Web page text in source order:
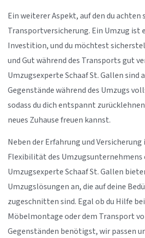
Ein weiterer Aspekt, auf den du
Transportversicherung. Ein Umzug ist
Investition, und du möchtest
und Gut während des Transports gut
Umzugsexperte Schaaf St. Gallen sind
Gegenstände während des Umzugs
sodass du dich entspannt
neues Zuhause freuen kannst.
Neben der Erfahrung und Versicherung
Flexibilität des Umzugsunternehmens
Umzugsexperte Schaaf St. Gallen
Umzugslösungen an, die auf deine
zugeschnitten sind. Egal ob du Hilfe
Möbelmontage oder dem Transport
Gegenständen benötigst, wir passen